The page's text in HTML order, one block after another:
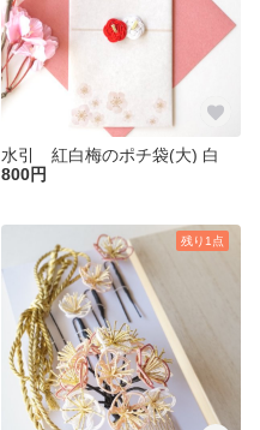
水引 紅白梅のポチ袋(大) 白
800円
残り1点